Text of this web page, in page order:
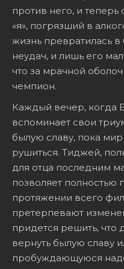
против него, и
«я», погрязший в
жизнь превратилась
неудач, и лишь его
что за мрачной
чемпион.
Каждый вечер, когда
вспоминает свои
былую славу, пока
рушиться. Тиджей,
для отца последним
позволяет полностью
протяжении всего
претерпевают
придется решить, что
вернуть былую славу
пробуждающуюся